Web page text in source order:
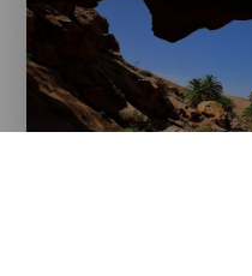
Cotillo,
Fuerteventura.